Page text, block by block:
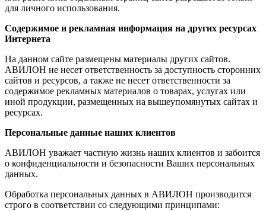
для личного использования.
Содержимое и рекламная информация на других ресурсах
Интернета
На данном сайте размещены материалы других сайтов.
АВИЛОН не несет ответственность за доступность сторонних
сайтов и ресурсов, а также не несет ответственности за
содержимое рекламных материалов о товарах, услугах или
иной продукции, размещенных на вышеупомянутых сайтах и
ресурсах.
Персональные данные наших клиентов
АВИЛОН уважает частную жизнь наших клиентов и забоится
о конфиденциальности и безопасности Ваших персональных
данных.
Обработка персональных данных в АВИЛОН производится
строго в соответствии со следующими принципами: